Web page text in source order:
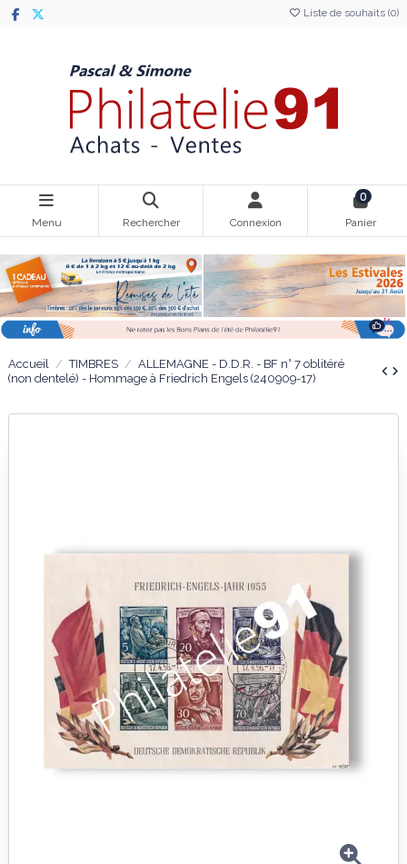
Liste de souhaits (0)
Menu Rechercher Connexion
0
Panier
Accueil TIMBRES
ALLEMAGNE - D.D.R. - BF n° 7 oblitéré
(non dentelé) - Hommage à Friedrich Engels (240909-17)